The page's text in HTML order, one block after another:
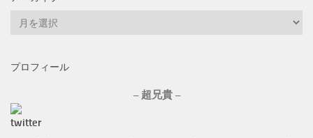
イ
プロフィール
– 超兄貴 –